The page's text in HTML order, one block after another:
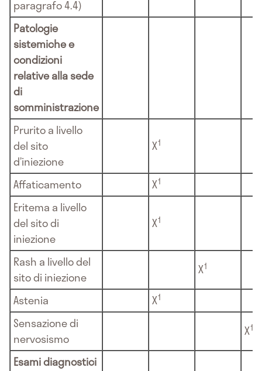
paragrafo 4.4)
Patologie
sistemiche e
condizioni
relative alla sede
di
somministrazione
Prurito a livello
del sito
d’iniezione
X1
Affaticamento X1
Eritema a livello
del sito di
iniezione
X1
Rash a livello del
sito di iniezione
X1
Astenia X1
Sensazione di
nervosismo
X1
Esami diagnostici